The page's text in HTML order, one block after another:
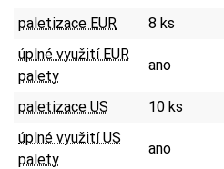
paletizace EUR
8 ks
úplné využití EUR
palety
ano
paletizace US
10 ks
úplné využití US
palety
ano